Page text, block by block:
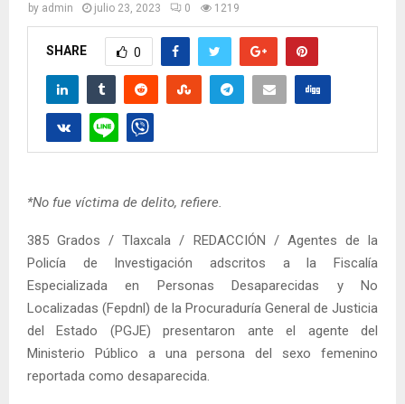
by admin julio 23, 2023 0 1219
SHARE 0
*No fue víctima de delito, refiere.
385 Grados / Tlaxcala / REDACCIÓN / Agentes de la
Policía de Investigación adscritos a la Fiscalía
Especializada en Personas Desaparecidas y No
Localizadas (Fepdnl) de la Procuraduría General de Justicia
del Estado (PGJE) presentaron ante el agente del
Ministerio Público a una persona del sexo femenino
reportada como desaparecida.